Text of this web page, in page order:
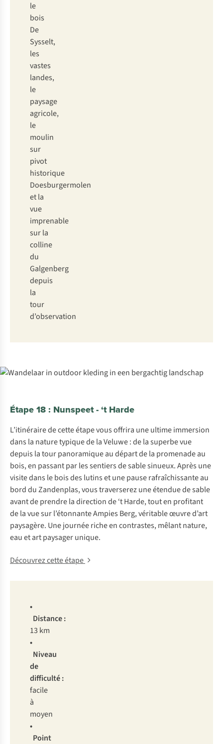
le
bois
De
Sysselt,
les
vastes
landes,
le
paysage
agricole,
le
moulin
sur
pivot
historique
Doesburgermolen
et la
vue
imprenable
sur la
colline
du
Galgenberg
depuis
la
tour
d’observation
Étape 18 : Nunspeet - ‘t Harde
L’itinéraire de cette étape vous offrira une ultime immersion
dans la nature typique de la Veluwe : de la superbe vue
depuis la tour panoramique au départ de la promenade au
bois, en passant par les sentiers de sable sinueux. Après une
visite dans le bois des lutins et une pause rafraîchissante au
bord du Zandenplas, vous traverserez une étendue de sable
avant de prendre la direction de ‘t Harde, tout en profitant
de la vue sur l’étonnante Ampies Berg, véritable œuvre d’art
paysagère. Une journée riche en contrastes, mêlant nature,
eau et art paysager unique.
Découvrez cette étape
•
Distance :
13 km
•
Niveau
de
difficulté :
facile
à
moyen
•
Point